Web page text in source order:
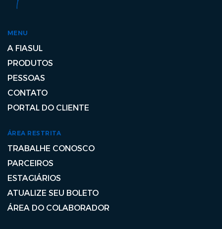
MENU
A FIASUL
PRODUTOS
PESSOAS
CONTATO
PORTAL DO CLIENTE
ÁREA RESTRITA
TRABALHE CONOSCO
PARCEIROS
ESTAGIÁRIOS
ATUALIZE SEU BOLETO
ÁREA DO COLABORADOR